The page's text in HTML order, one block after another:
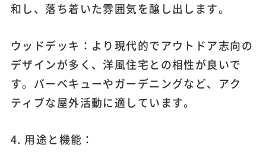
和し、落ち着いた雰囲気を醸し出します。
ウッドデッキ：より現代的でアウトドア志向の
デザインが多く、洋風住宅との相性が良いで
す。バーベキューやガーデニングなど、アク
ティブな屋外活動に適しています。
4. 用途と機能：